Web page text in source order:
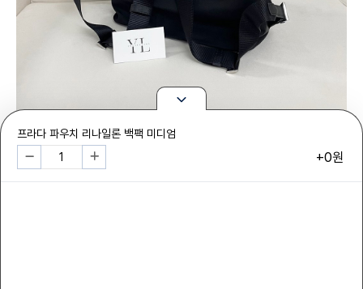
프라다 파우치 리나일론 백팩 미디엄
+0원